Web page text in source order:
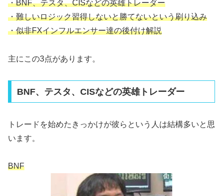
・BNF、テスタ、CISなどの英雄トレーダー
・難しいロジック習得しないと勝てないという刷り込み
・似非FXインフルエンサー達の後付け解説
主にこの3点があります。
BNF、テスタ、CISなどの英雄トレーダー
トレードを始めたきっかけが彼らという人は結構多いと思
います。
BNF